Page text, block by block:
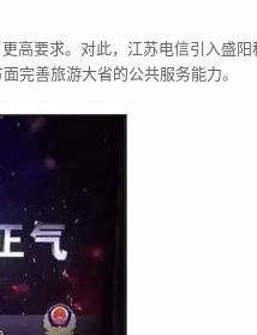
高要求。对此，江苏电信引入盛
完善旅游大省的公共服务能力。